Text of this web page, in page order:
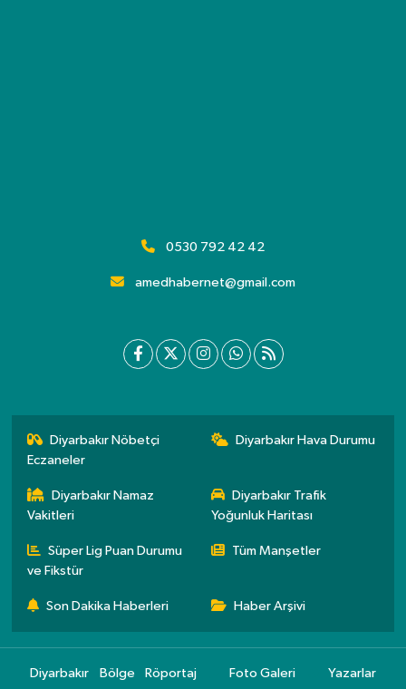
0530 792 42 42
amedhabernet@gmail.com
Diyarbakır Nöbetçi
Eczaneler
Diyarbakır Hava Durumu
Diyarbakır Namaz
Vakitleri
Diyarbakır Trafik
Yoğunluk Haritası
Süper Lig Puan Durumu
ve Fikstür
Tüm Manşetler
Son Dakika Haberleri Haber Arşivi
Diyarbakır Bölge Röportaj Foto Galeri Yazarlar